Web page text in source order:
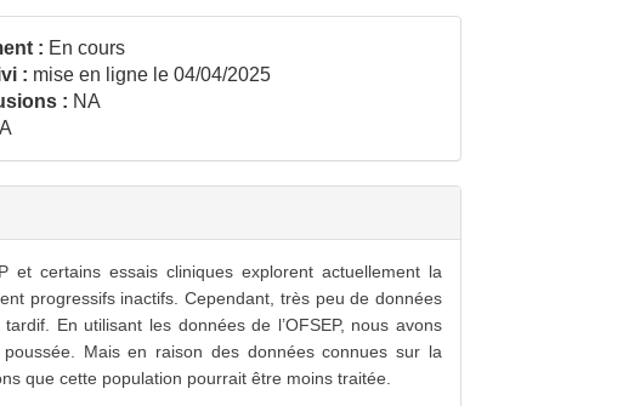
: En cours
: mise en ligne le 04/04/2025
: NA
et certains essais cliniques explorent actuellement la
progressifs inactifs. Cependant, très peu de données
En utilisant les données de l’OFSEP, nous avons
Mais en raison des données connues sur la
que cette population pourrait être moins traitée.